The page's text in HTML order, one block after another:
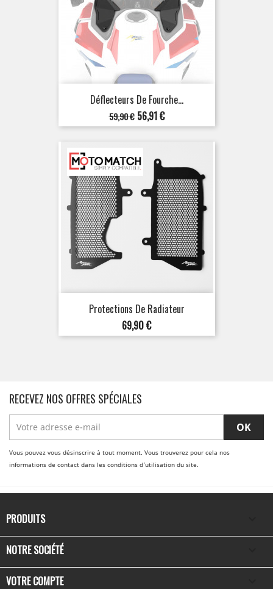
Déflecteurs De Fourche...
Prix
de
59,90 € Prix
56,91 €
Protections De Radiateur
Prix
69,90 €
RECEVEZ NOS OFFRES SPÉCIALES
Vous pouvez vous désinscrire à tout moment. Vous trouverez pour cela nos
informations de contact dans les conditions d'utilisation du site.
PRODUITS
NOTRE SOCIÉTÉ
VOTRE COMPTE